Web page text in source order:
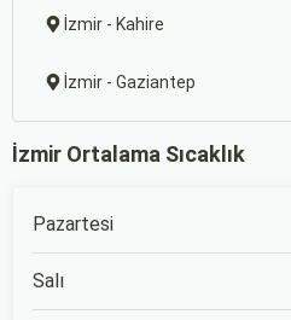
İzmir - Kahire
İzmir - Gaziantep
İzmir Ortalama Sıcaklık
Pazartesi
Salı